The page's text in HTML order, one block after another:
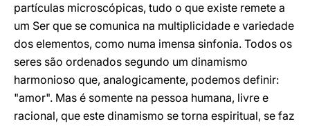
partículas microscópicas, tudo o que existe remete a
um Ser que se comunica na multiplicidade e variedade
dos elementos, como numa imensa sinfonia. Todos os
seres são ordenados segundo um dinamismo
harmonioso que, analogicamente, podemos definir:
"amor". Mas é somente na pessoa humana, livre e
racional, que este dinamismo se torna espiritual, se faz